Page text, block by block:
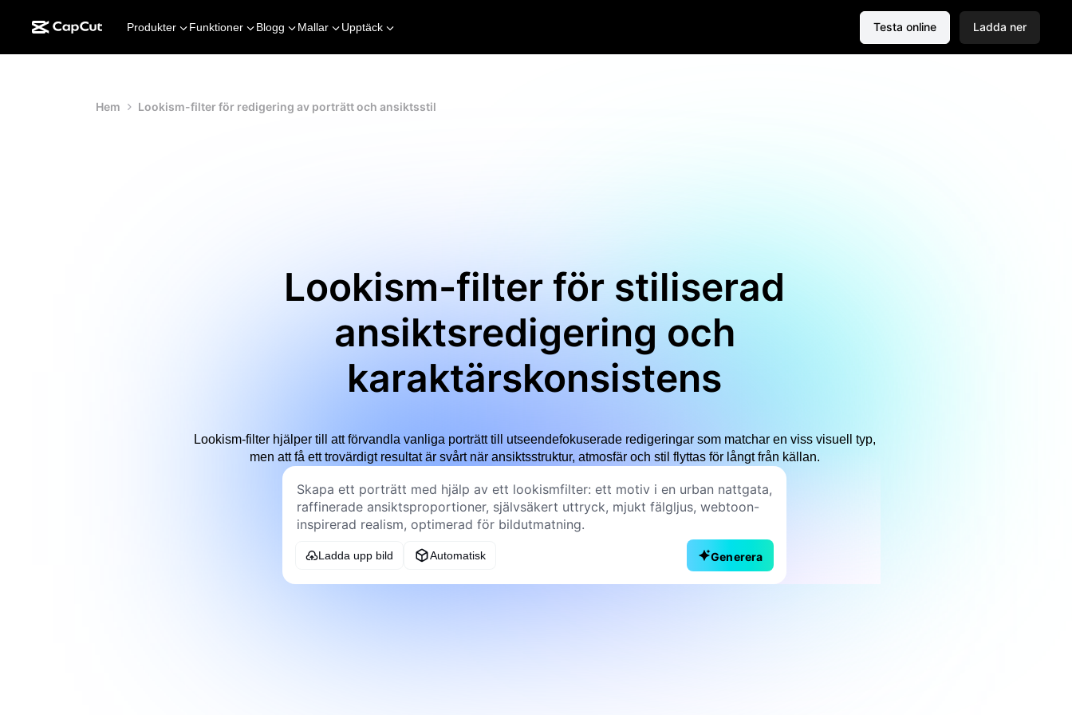
Produkter Funktioner Blogg Mallar Upptäck Testa online Ladda ner
Hem Lookism-filter för redigering av porträtt och ansiktsstil
Lookism-filter för stiliserad
ansiktsredigering och
karaktärskonsistens
Lookism-filter hjälper till att förvandla vanliga porträtt till utseendefokuserade redigeringar som matchar en viss visuell typ,
men att få ett trovärdigt resultat är svårt när ansiktsstruktur, atmosfär och stil flyttas för långt från källan.
Ladda upp bild Automatisk Generera